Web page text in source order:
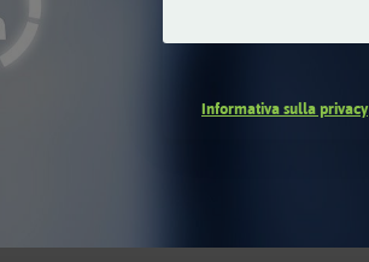
Informativa sulla privacy